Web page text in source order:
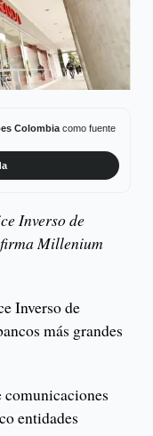
Colombiacomo fuente
Inverso de
Millenium
Inverso de
más grandes
entidades